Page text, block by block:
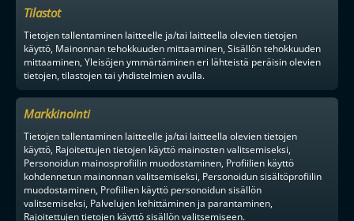
Tilastot
Tietojen tallentaminen laitteelle ja/tai laitteella olevien tietojen
käyttö, Mainonnan tehokkuuden mittaaminen, Sisällön tehokkuuden
mittaaminen, Yleisöjen ymmärtäminen eri lähteistä peräisin olevien
tietojen, tilastojen tai yhdistelmien avulla.
Markkinointi
Tietojen tallentaminen laitteelle ja/tai laitteella olevien tietojen
käyttö, Rajoitettujen tietojen käyttö mainosten valitsemiseksi,
Personoidun mainosprofiilin muodostaminen, Profiilien käyttö
kohdennetun mainonnan valitsemiseksi, Personoidun sisältöprofiilin
muodostaminen, Profiilien käyttö personoidun sisällön
valitsemiseksi, Palvelujen kehittäminen ja parantaminen,
Rajoitettujen tietojen käyttö sisällön valitsemiseen.